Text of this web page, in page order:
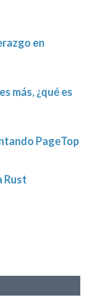
en
más, ¿qué es
PageTop
Rust